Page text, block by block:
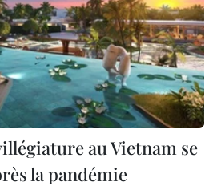
au Vietnam se
la pandémie